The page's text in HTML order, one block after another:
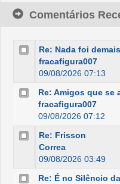
Comentários
Re: Nada foi
fracafigura007
09/08/2026 07:13
Re: Amigos que se
fracafigura007
09/08/2026 07:12
Re: Frisson
Correa
09/08/2026 03:49
Re: É no Silêncio